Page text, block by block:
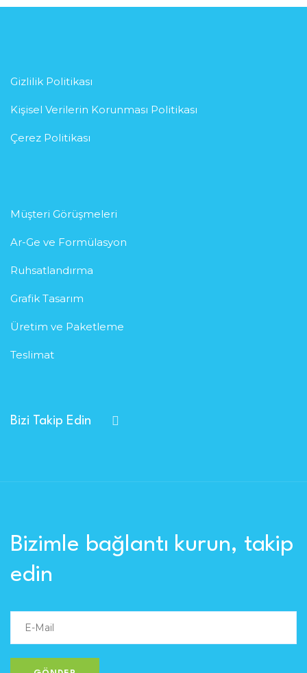
Gizlilik Politikası
Kişisel Verilerin Korunması Politikası
Çerez Politikası
Müşteri Görüşmeleri
Ar-Ge ve Formülasyon
Ruhsatlandırma
Grafik Tasarım
Üretim ve Paketleme
Teslimat
Bizi Takip Edin
Bizimle bağlantı kurun, takip
edin